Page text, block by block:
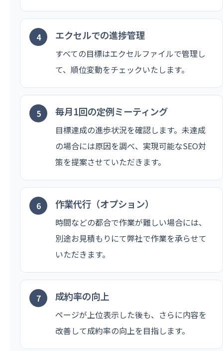
エクセルでの進捗管理
すべての目標はエクセルファイルで管理し
て、順位変動をチェックいたします。
毎月1回の定例ミーティング
目標達成の進歩状況を確認します。未達成
の場合には原因を調べ、実現可能なSEO対
策を提案させていただきます。
作業代行（オプション）
時間などの都合で作業が難しい場合には、
別途お見積もりにて弊社で作業を承らせて
いただきます。
成約率の向上
ページが上位表示した後も、さらに内容を
改善して成約率の向上を目指します。